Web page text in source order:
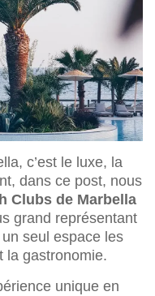
c’est le luxe, la
dans ce post, nous
Clubs de Marbella
grand représentant
seul espace les
la gastronomie.
unique en